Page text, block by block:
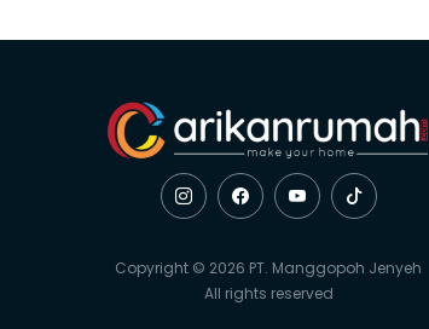
Copyright © 2026 PT. Manggopoh Jenyeh
All rights reserved